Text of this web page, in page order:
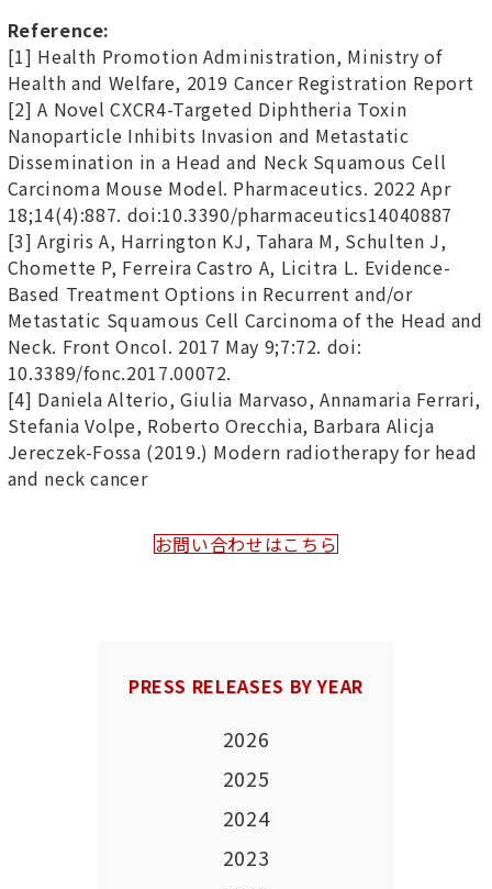
Reference:
[1] Health Promotion Administration, Ministry of
Health and Welfare, 2019 Cancer Registration Report
[2] A Novel CXCR4-Targeted Diphtheria Toxin
Nanoparticle Inhibits Invasion and Metastatic
Dissemination in a Head and Neck Squamous Cell
Carcinoma Mouse Model. Pharmaceutics. 2022 Apr
18;14(4):887. doi:10.3390/pharmaceutics14040887
[3]Argiris A, Harrington KJ, Tahara M, Schulten J,
Chomette P, Ferreira Castro A, Licitra L. Evidence-
Based Treatment Options in Recurrent and/or
Metastatic Squamous Cell Carcinoma of the Head and
Neck. Front Oncol. 2017 May 9;7:72. doi:
10.3389/fonc.2017.00072.
[4] Daniela Alterio, Giulia Marvaso, Annamaria Ferrari,
Stefania Volpe, RobertoOrecchia, Barbara Alicja
Jereczek-Fossa (2019.) Modern radiotherapy for head
and neck cancer
お問い合わせはこちら
PRESS RELEASES BY YEAR
2026
2025
2024
2023